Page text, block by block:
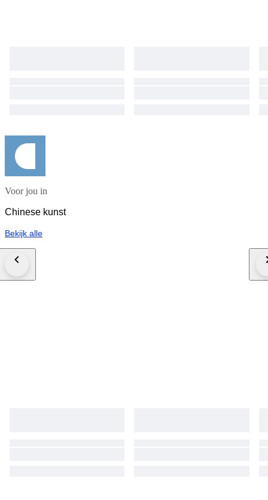
Voor jou in
Chinese kunst
Bekijk alle